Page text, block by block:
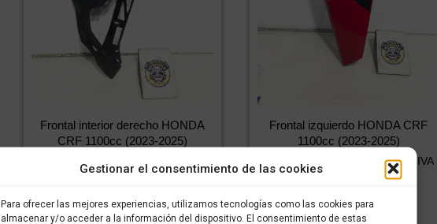
Gestionar el consentimiento de las cookies
Para ofrecer las mejores experiencias, utilizamos tecnologías como las cookies para
almacenar y/o acceder a la información del dispositivo. El consentimiento de estas
Frontal interior derecho HONDA
CRF 1100cc (2023-2025)
incluido
Comprar
Frontal izquierdo HONDA CRF
1100cc (2023-2025)
227,49
IVA
Comprar